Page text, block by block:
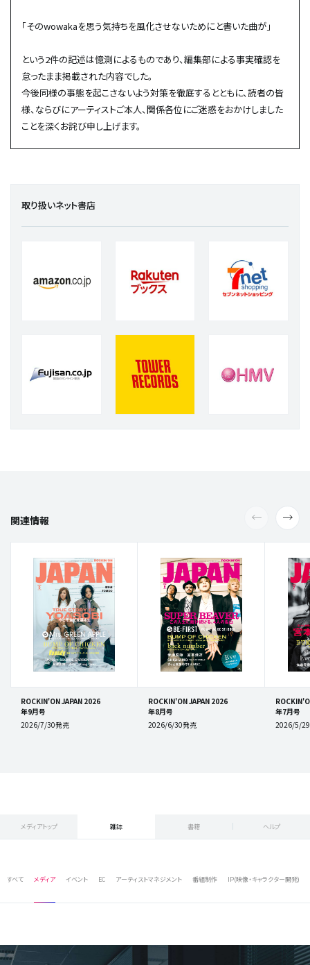
「そのwowakaを思う気持ちを風化させないためにと書いた曲が」
という2件の記述は憶測によるものであり、編集部による事実確認を
怠ったまま掲載された内容でした。
今後同様の事態を起こさないよう対策を徹底するとともに、読者の皆
様、ならびにアーティストご本人、関係各位にご迷惑をおかけしました
ことを深くお詫び申し上げます。
取り扱いネット書店
関連情報
ROCKIN'ON JAPAN 2026
年9月号
2026/7/30発売
ROCKIN'ON JAPAN 2026
年8月号
2026/6/30発売
年7月号
2026/5/
メディアトップ 雑誌 書籍 ヘルプ
すべて メディア イベント EC アーティストマネジメント 番組制作 IP(映像・キャラクター開発)